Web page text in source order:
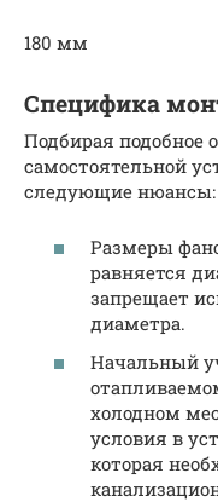
180 мм
Специфика
Подбирая подобное
самостоятельной
следующие нюансы:
Размеры
равняется
запрещает
диаметра.
Начальный
холодном
условия в
которая